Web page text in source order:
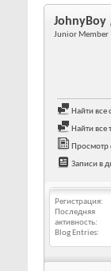
JohnyBoy
Junior Member
Найти
Найти все
Просмотр
Записи в
Регистрация
Последняя
активность
Blog Entries